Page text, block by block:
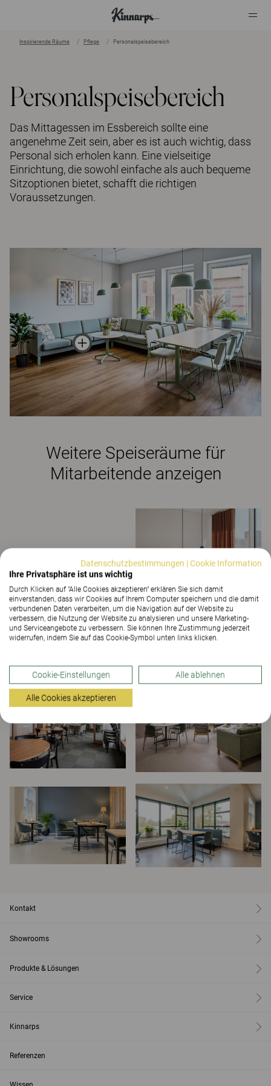
Inspirierende Räume Pflege Personalspeisebereich
Personalspeisebereich
Das Mittagessen im Essbereich sollte eine
angenehme Zeit sein, aber es ist auch wichtig, dass
Personal sich erholen kann. Eine vielseitige
Einrichtung, die sowohl einfache als auch bequeme
Sitzoptionen bietet, schafft die richtigen
Voraussetzungen.
Weitere Speiseräume für
Mitarbeitende anzeigen
Kontakt
Showrooms
Produkte & Lösungen
Service
Kinnarps
Referenzen
Datenschutzbestimmungen |Cookie Information
Ihre Privatsphäre ist uns wichtig
Durch Klicken auf "Alle Cookies akzeptieren" erklären Sie sich damit
einverstanden, dass wir Cookies auf Ihrem Computer speichern und die damit
verbundenen Daten verarbeiten, um die Navigation auf der Website zu
verbessern, die Nutzung der Website zu analysieren und unsere Marketing-
und Serviceangebote zu verbessern. Sie können Ihre Zustimmung jederzeit
widerrufen, indem Sie auf das Cookie-Symbol unten links klicken.
Cookie-Einstellungen Alle ablehnen
Alle Cookies akzeptieren